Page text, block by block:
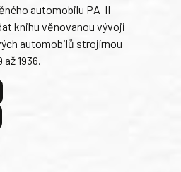
automobilu PA-II
knihu věnovanou vývoji
automobilů strojírnou
1936.